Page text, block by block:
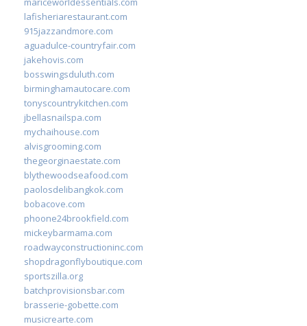
lafisheriarestaurant.com
915jazzandmore.com
aguadulce-countryfair.com
jakehovis.com
bosswingsduluth.com
birminghamautocare.com
tonyscountrykitchen.com
jbellasnailspa.com
mychaihouse.com
alvisgrooming.com
thegeorginaestate.com
blythewoodseafood.com
paolosdelibangkok.com
bobacove.com
phoone24brookfield.com
mickeybarmama.com
roadwayconstructioninc.com
shopdragonflyboutique.com
sportszilla.org
batchprovisionsbar.com
brasserie-gobette.com
musicrearte.com